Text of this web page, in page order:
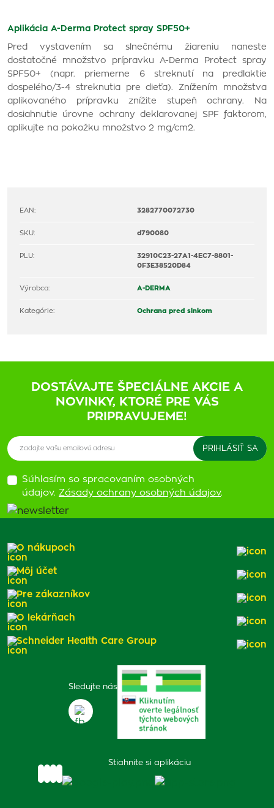
Aplikácia A-Derma Protect spray SPF50+
Pred vystavením sa slnečnému žiareniu naneste
dostatočné množstvo prípravku A-Derma Protect spray
SPF50+ (napr. priemerne 6 streknutí na predlaktie
dospelého/3-4 streknutia pre dieťa). Znížením množstva
aplikovaného prípravku znížite stupeň ochrany. Na
dosiahnutie úrovne ochrany deklarovanej SPF faktorom,
aplikujte na pokožku množstvo 2 mg/cm2.
EAN: 3282770072730
SKU: d790080
PLU:
32910C23-27A1-4EC7-8801-
0F3E38520D84
Výrobca: A-DERMA
Kategórie: Ochrana pred slnkom
DOSTÁVAJTE ŠPECIÁLNE AKCIE A
NOVINKY, KTORÉ PRE VÁS
PRIPRAVUJEME!
Súhlasím so spracovaním osobných
údajov. Zásady ochrany osobných údajov.
Sledujte nás
Stiahnite si aplikáciu
O nákupoch
Môj účet
Pre zákazníkov
O lekárňach
Schneider Health Care Group